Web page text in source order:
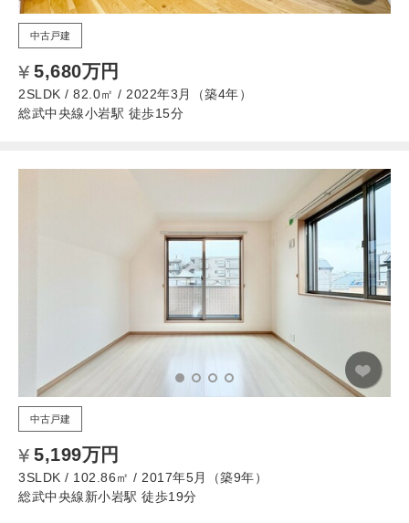
中古戸建
5,680万円
2SLDK / 82.0㎡ / 2022年3月（築4年）
総武中央線小岩駅 徒歩15分
中古戸建
5,199万円
3SLDK / 102.86㎡ / 2017年5月（築9年）
総武中央線新小岩駅 徒歩19分